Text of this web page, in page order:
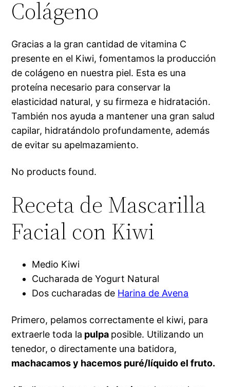
Colágeno
Gracias a la gran cantidad de vitamina C
presente en el Kiwi, fomentamos la producción
de colágeno en nuestra piel. Esta es una
proteína necesario para conservar la
elasticidad natural, y su firmeza e hidratación.
También nos ayuda a mantener una gran salud
capilar, hidratándolo profundamente, además
de evitar su apelmazamiento.
No products found.
Receta de Mascarilla
Facial con Kiwi
Medio Kiwi
Cucharada de Yogurt Natural
Dos cucharadas de Harina de Avena
Primero, pelamos correctamente el kiwi, para
extraerle toda la pulpa posible. Utilizando un
tenedor, o directamente una batidora,
machacamos y hacemos puré/líquido el fruto.